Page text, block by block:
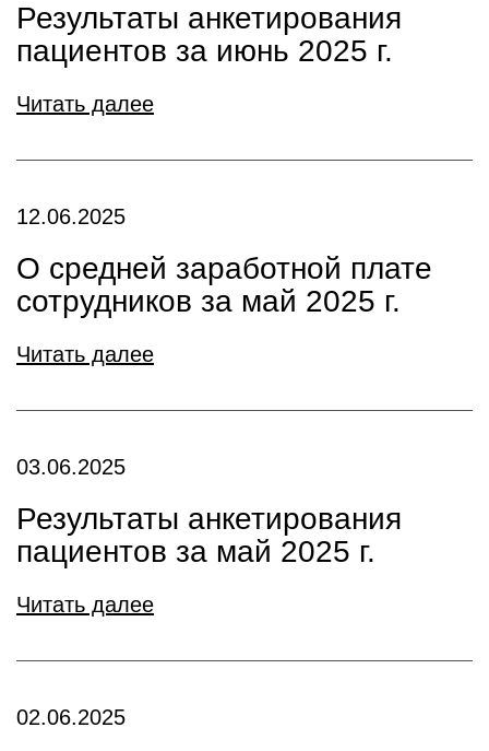
Результаты анкетирования
пациентов за июнь 2025 г.
Читать далее
12.06.2025
О средней заработной плате
сотрудников за май 2025 г.
Читать далее
03.06.2025
Результаты анкетирования
пациентов за май 2025 г.
Читать далее
02.06.2025